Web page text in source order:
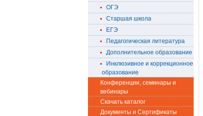
ОГЭ
Старшая школа
ЕГЭ
Педагогическая литература
Дополнительное образование
Инклюзивное и коррекционное
образование
Конференции, семинары и
вебинары
Скачать каталог
Документы и Сертификаты